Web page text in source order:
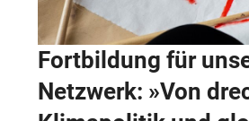
Fortbildung für
Netzwerk: »Von